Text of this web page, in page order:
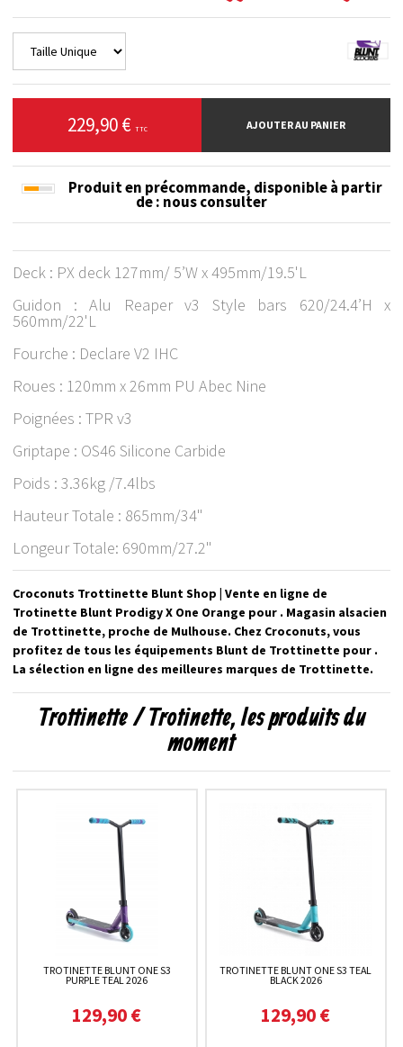
229,90 € TTC AJOUTER AU PANIER
Produit en précommande, disponible à partir
de: nous consulter
Deck : PX deck 127mm/ 5’W x 495mm/19.5'L
Guidon : Alu Reaper v3 Style bars 620/24.4’H x
560mm/22'L
Fourche : Declare V2 IHC
Roues : 120mm x 26mm PU Abec Nine
Poignées : TPR v3
Griptape : OS46 Silicone Carbide
Poids : 3.36kg /7.4lbs
Hauteur Totale : 865mm/34"
Longeur Totale: 690mm/27.2"
Croconuts Trottinette Blunt Shop | Vente en ligne de
Trotinette Blunt Prodigy X One Orange pour . Magasin alsacien
de Trottinette, proche de Mulhouse. Chez Croconuts, vous
profitez de tous les équipements Blunt de Trottinette pour .
La sélection en ligne des meilleures marques de Trottinette.
Trottinette / Trotinette, les produits du
moment
TROTINETTE BLUNT ONE S3
PURPLE TEAL 2026
129,90 €
TROTINETTE BLUNT ONE S3 TEAL
BLACK 2026
129,90 €